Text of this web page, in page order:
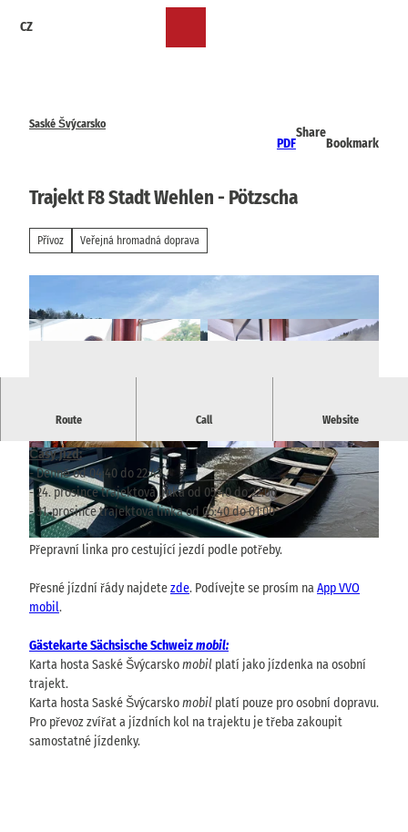
CZ
Saské Švýcarsko
PDF
Share
Bookmark
Trajekt F8 Stadt Wehlen - Pötzscha
Přívoz Veřejná hromadná doprava
© TVSSW, Emily Wolf | CC-BY
© viawww.saechsische-schweiz.de, Florian Tryk
owski |CC-BY-SA
© viawww.saechsische-schweiz.de, Florian Tryk
owski |CC-BY-SA
Route Call Website
Osobní přívoz mezi stanicemi Stadt Wehlen "Fährstelle am
Časy jízd:
- Denně od 04:40 do 22:43
- 24. prosince trajektová linka od 05:40 do 22:00
- 31. prosince trajektová linka od 05:40 do 01:00
Přepravní linka pro cestující jezdí podle potřeby.
Přesné jízdní řády najdetezde. Podívejte se prosím naApp VVO
mobil.
Gästekarte Sächsische Schweizmobil:
Karta hosta Saské Švýcarskomobil platí jako jízdenka na osobní
trajekt.
Karta hosta Saské Švýcarskomobil platí pouze pro osobní dopravu.
Pro převoz zvířat a jízdních kol na trajektu je třeba zakoupit
samostatné jízdenky.